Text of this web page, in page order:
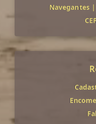
Navegantes |